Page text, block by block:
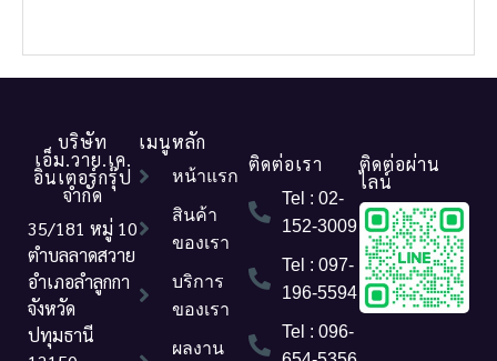
บริษัท
เอ็ม.วาย.เค.
อินเตอร์กรุ๊ป
จำกัด
35/181 หมู่ 10
ตำบลลาดสวาย
อำเภอลำลูกกา
จังหวัด
ปทุมธานี
เมนูหลัก
หน้าแรก
สินค้า
ของเรา
บริการ
ของเรา
ผลงาน
ติดต่อเรา
Tel : 02-
152-3009
Tel : 097-
196-5594
Tel : 096-
ติดต่อผ่าน
ไลน์